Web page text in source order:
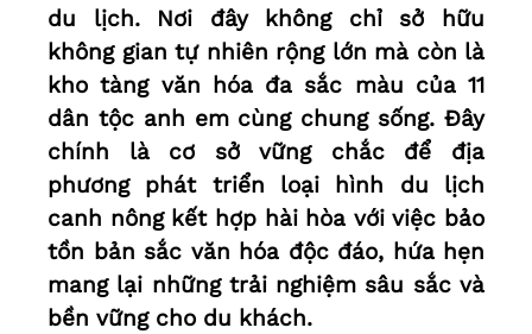
du lịch. Nơi đây không chỉ sở hữu
không gian tự nhiên rộng lớn mà còn là
kho tàng văn hóa đa sắc màu của 11
dân tộc anh em cùng chung sống. Đây
chính là cơ sở vững chắc để địa
phương phát triển loại hình du lịch
canh nông kết hợp hài hòa với việc bảo
tồn bản sắc văn hóa độc đáo, hứa hẹn
mang lại những trải nghiệm sâu sắc và
bền vững cho du khách.